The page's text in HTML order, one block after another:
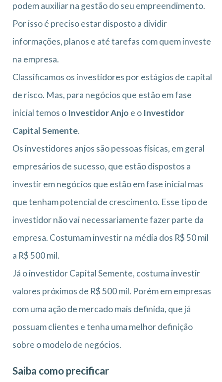
podem auxiliar na gestão do seu empreendimento.
Por isso é preciso estar disposto a dividir
informações, planos e até tarefas com quem investe
na empresa.
Classificamos os investidores por estágios de capital
de risco. Mas, para negócios que estão em fase
inicial temos o Investidor Anjo e o Investidor
Capital Semente.
Os investidores anjos são pessoas físicas, em geral
empresários de sucesso, que estão dispostos a
investir em negócios que estão em fase inicial mas
que tenham potencial de crescimento. Esse tipo de
investidor não vai necessariamente fazer parte da
empresa. Costumam investir na média dos R$ 50 mil
a R$ 500 mil.
Já o investidor Capital Semente, costuma investir
valores próximos de R$ 500 mil. Porém em empresas
com uma ação de mercado mais definida, que já
possuam clientes e tenha uma melhor definição
sobre o modelo de negócios.
Saiba como precificar